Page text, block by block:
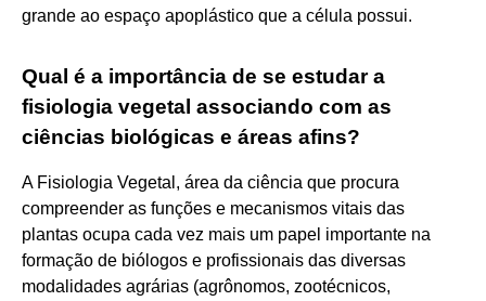
grande ao espaço apoplástico que a célula possui.
Qual é a importância de se estudar a
fisiologia vegetal associando com as
ciências biológicas e áreas afins?
A Fisiologia Vegetal, área da ciência que procura
compreender as funções e mecanismos vitais das
plantas ocupa cada vez mais um papel importante na
formação de biólogos e profissionais das diversas
modalidades agrárias (agrônomos, zootécnicos,